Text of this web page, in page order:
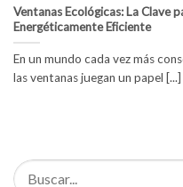
Ventanas Ecológicas: La Clave
Energéticamente Eficiente
En un mundo cada vez más
las ventanas juegan un papel [...]